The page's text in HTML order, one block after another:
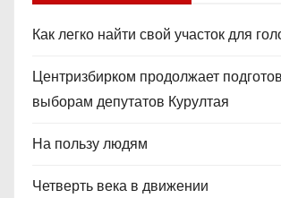
Как легко найти свой участок для
Центризбирком продолжает
выборам депутатов Курултая
На пользу людям
Четверть века в движении